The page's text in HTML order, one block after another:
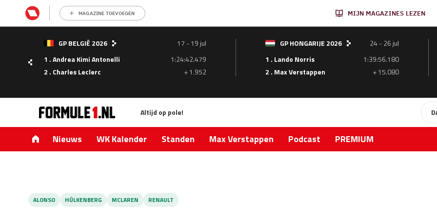
MAGAZINE TOEVOEGEN MIJN MAGAZINES LEZEN
GP BELGIË 2026
17 - 19 jul
1 . Andrea Kimi Antonelli
1:24:42.479
2 . Charles Leclerc
+ 1.952
GP HONGARIJE 2026
24 - 26 jul
1 . Lando Norris
1:39:56.180
2 . Max Verstappen
+ 15.080
Altijd op pole!
Nieuws WK Kalender Standen Max Verstappen Podcast PREMIUM
ALONSO HÜLKENBERG MCLAREN RENAULT